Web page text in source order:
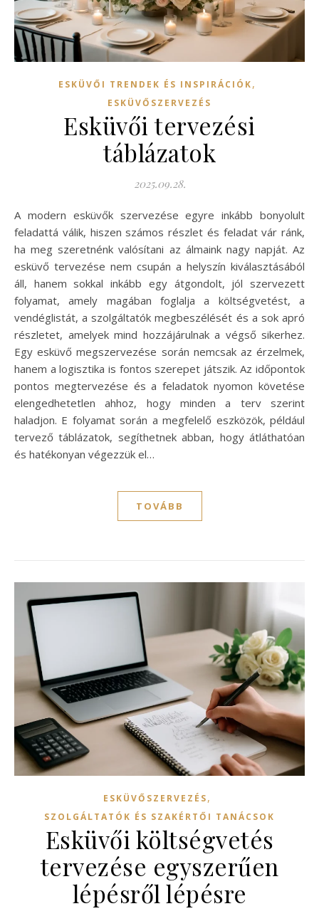
ESKÜVŐI TRENDEK ÉS INSPIRÁCIÓK,
ESKÜVŐSZERVEZÉS
Esküvői tervezési
táblázatok
2025.09.28.
A modern esküvők szervezése egyre inkább bonyolult
feladattá válik, hiszen számos részlet és feladat vár ránk,
ha meg szeretnénk valósítani az álmaink nagy napját. Az
esküvő tervezése nem csupán a helyszín kiválasztásából
áll, hanem sokkal inkább egy átgondolt, jól szervezett
folyamat, amely magában foglalja a költségvetést, a
vendéglistát, a szolgáltatók megbeszélését és a sok apró
részletet, amelyek mind hozzájárulnak a végső sikerhez.
Egy esküvő megszervezése során nemcsak az érzelmek,
hanem a logisztika is fontos szerepet játszik. Az időpontok
pontos megtervezése és a feladatok nyomon követése
elengedhetetlen ahhoz, hogy minden a terv szerint
haladjon. E folyamat során a megfelelő eszközök, például
tervező táblázatok, segíthetnek abban, hogy átláthatóan
és hatékonyan végezzük el…
TOVÁBB
ESKÜVŐSZERVEZÉS,
SZOLGÁLTATÓK ÉS SZAKÉRTŐI TANÁCSOK
Esküvői költségvetés
tervezése egyszerűen
lépésről lépésre